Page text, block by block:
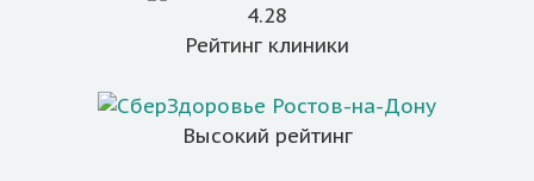
4.28
Рейтинг клиники
Высокий рейтинг